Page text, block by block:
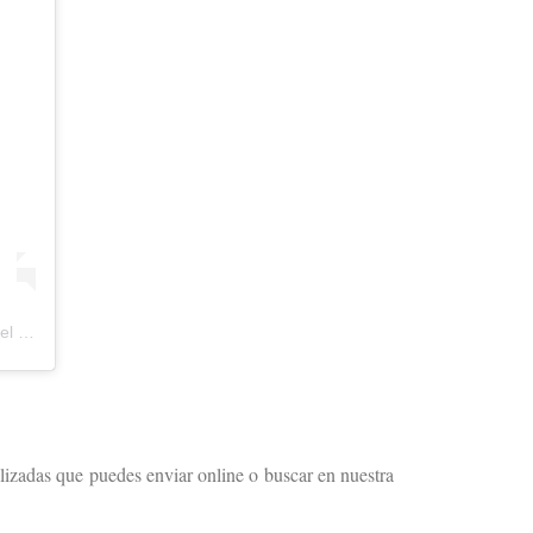
que puedes enviar online o buscar en nuestra